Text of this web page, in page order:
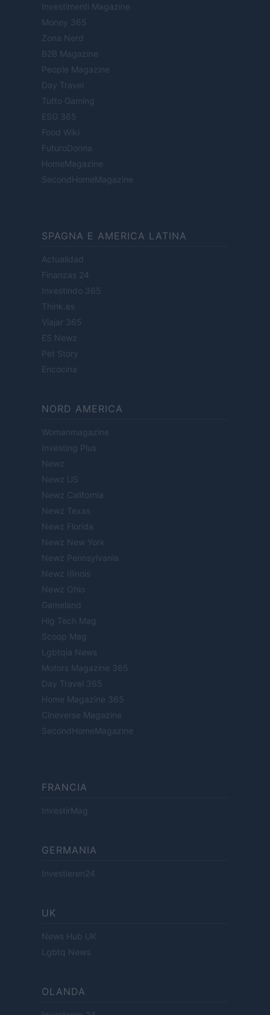
Investimenti Magazine
Money 365
Zona Nerd
B2B Magazine
People Magazine
Day Travel
Tutto Gaming
ESG 365
Food Wiki
FuturoDonna
HomeMagazine
SecondHomeMagazine
SPAGNA E AMERICA LATINA
Actualidad
Finanzas 24
Investindo 365
Think.es
Viajar 365
ES Newz
Pet Story
Encocina
NORD AMERICA
Womanmagazine
Investing Plus
Newz
Newz US
Newz California
Newz Texas
Newz Florida
Newz New York
Newz Pennsylvania
Newz Illinois
Newz Ohio
Gameland
Hig Tech Mag
Scoop Mag
Lgbtqia News
Motors Magazine 365
Day Travel 365
Home Magazine 365
Cineverse Magazine
SecondHomeMagazine
FRANCIA
InvestirMag
GERMANIA
Investieren24
UK
News Hub UK
Lgbtq News
OLANDA